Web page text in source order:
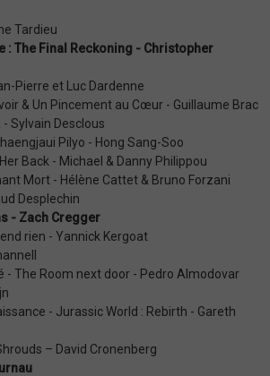
Tardieu
: The Final Reckoning - Christopher
Pierre et Luc Dardenne
& Un Pincement au Cœur - Guillaume Brac
Sylvain Desclous
Pilyo - Hong Sang-Soo
Back - Michael & Danny Philippou
Mort - Hélène Cattet & Bruno Forzani
Desplechin
- Zach Cregger
rien - Yannick Kergoat
- The Room next door - Pedro Almodovar
- Jurassic World : Rebirth - Gareth
– David Cronenberg